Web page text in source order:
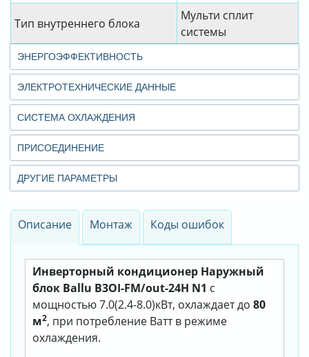
Тип внутреннего блока
Мульти сплит
системы
ЭНЕРГОЭФФЕКТИВНОСТЬ
ЭЛЕКТРОТЕХНИЧЕСКИЕ ДАННЫЕ
СИСТЕМА ОХЛАЖДЕНИЯ
ПРИСОЕДИНЕНИЕ
ДРУГИЕ ПАРАМЕТРЫ
Описание Монтаж Коды ошибок
Инверторный кондиционер Наружный
блок Ballu B3OI-FM/out-24H N1 с
мощностью 7.0(2.4-8.0)кВт, охлаждает до 80
м2, при потребление Ватт в режиме
охлаждения.